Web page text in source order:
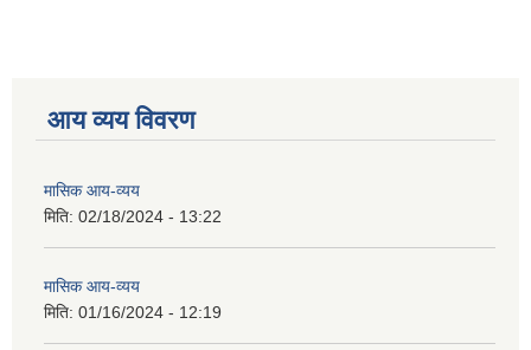
आय व्यय विवरण
मासिक आय-व्यय
मिति: 02/18/2024 - 13:22
मासिक आय-व्यय
मिति: 01/16/2024 - 12:19